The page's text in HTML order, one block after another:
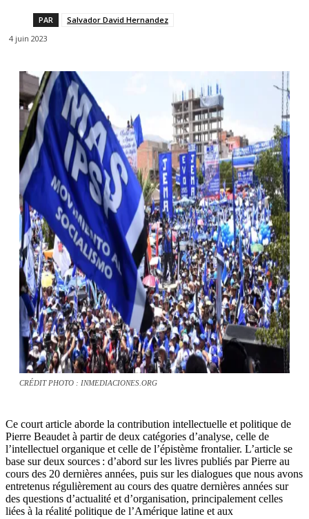
PAR
Salvador David Hernandez
4 juin 2023
CRÉDIT PHOTO : INMEDIACIONES.ORG
Ce court article aborde la contribution intellectuelle et politique de
Pierre Beaudet à partir de deux catégories d’analyse, celle de
l’intellectuel organique et celle de l’épistème frontalier. L’article se
base sur deux sources : d’abord sur les livres publiés par Pierre au
cours des 20 dernières années, puis sur les dialogues que nous avons
entretenus régulièrement au cours des quatre dernières années sur
des questions d’actualité et d’organisation, principalement celles
liées à la réalité politique de l’Amérique latine et aux